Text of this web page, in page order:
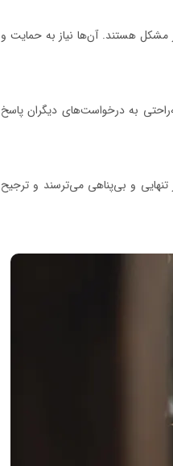
مشکل هستند. آن‌ها نیاز به حمایت و
به درخواست‌های دیگران پاسخ
تنهایی و بی‌پناهی می‌ترسند و ترجیح